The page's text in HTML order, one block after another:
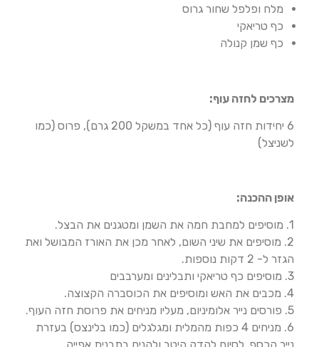
מלח ופלפל שחור גרוס
כף טריאקי
כף שמן קנולה
מצרכים לחזה עוף:
6 יחידות חזה עוף (כל אחד במשקל 200 גרם), פרוס (כמו
לשניצל)
אופן ההכנה:
1. מוסיפים למחבת חמה את השמן ומטגנים את הבצל.
2. מוסיפים את שיני השום, לאחר מכן את האורז המבושל ואת
הגזר ל- 2 דקות נוספות.
3. מוסיפים כף טריאקי ותבלינים ומערבבים
4. מכבים את האש ומוסיפים את הכוסברה הקצוצה.
5. פורסים נייר אלומיניום, מעליו מניחים את פרוסת חזה העוף.
6. מניחים 4 כפות מהמלית ומגלגלים (כמו בלינצס) בעזרת